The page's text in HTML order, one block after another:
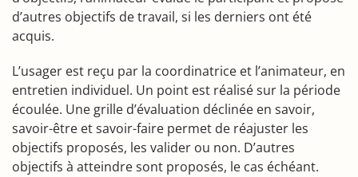
d’autres objectifs de travail, si les derniers ont été
acquis.
L’usager est reçu par la coordinatrice et l’animateur, en
entretien individuel. Un point est réalisé sur la période
écoulée. Une grille d’évaluation déclinée en savoir,
savoir-être et savoir-faire permet de réajuster les
objectifs proposés, les valider ou non. D’autres
objectifs à atteindre sont proposés, le cas échéant.